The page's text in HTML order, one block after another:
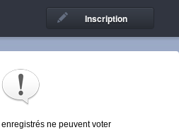
Inscription
ne peuvent voter